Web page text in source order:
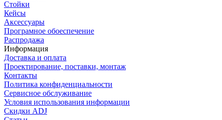
Стойки
Кейсы
Аксессуары
Програмное обоеспечение
Распродажа
Информация
Доставка и оплата
Проектирование, поставки, монтаж
Контакты
Политика конфиденциальности
Сервисное обслуживание
Условия использования информации
Скидки ADJ